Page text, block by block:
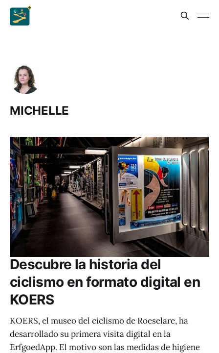
MICHELLE
Descubre la historia del
ciclismo en formato digital en
KOERS
KOERS, el museo del ciclismo de Roeselare, ha
desarrollado su primera visita digital en la
ErfgoedApp. El motivo son las medidas de higiene